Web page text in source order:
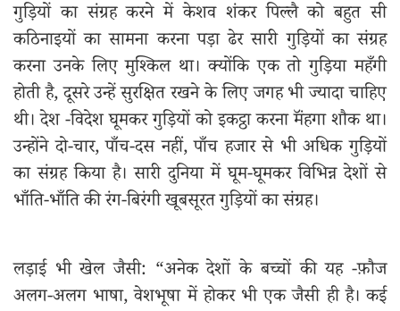
गुड़ियों का संग्रह करने में केशव शंकर पिल्लै को बहुत सी
कठिनाइयों का सामना करना पड़ा ढेर सारी गुड़ियों का संग्रह
करना उनके लिए मुश्किल था। क्योंकि एक तो गुड़िया महँगी
होती है, दूसरे उन्हें सुरक्षित रखने के लिए जगह भी ज्यादा चाहिए
थी। देश -विदेश घूमकर गुड़ियों को इकट्ठा करना मॅंहगा शौक था।
उन्होंने दो-चार, पाँच-दस नहीं, पाँच हजार से भी अधिक गुड़ियों
का संग्रह किया है। सारी दुनिया में घूम-घूमकर विभिन्न देशों से
भाँति-भाँति की रंग-बिरंगी खूबसूरत गुड़ियों का संग्रह।
लड़ाई भी खेल जैसी: “अनेक देशों के बच्चों की यह -फ़ौज
अलग-अलग भाषा, वेशभूषा में होकर भी एक जैसी ही है। कई